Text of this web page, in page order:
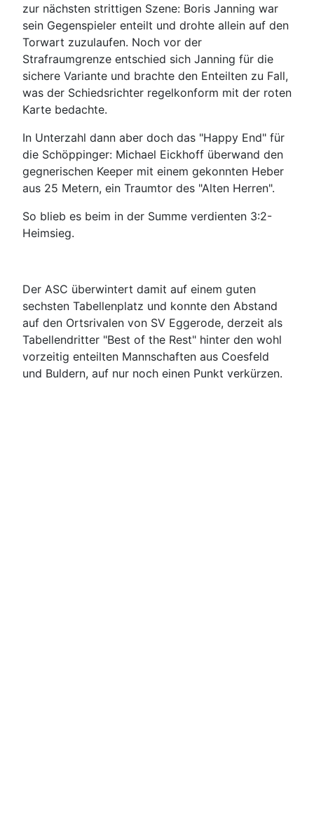
zur nächsten strittigen Szene: Boris Janning war
sein Gegenspieler enteilt und drohte allein auf den
Torwart zuzulaufen. Noch vor der
Strafraumgrenze entschied sich Janning für die
sichere Variante und brachte den Enteilten zu Fall,
was der Schiedsrichter regelkonform mit der roten
Karte bedachte.
In Unterzahl dann aber doch das "Happy End" für
die Schöppinger: Michael Eickhoff überwand den
gegnerischen Keeper mit einem gekonnten Heber
aus 25 Metern, ein Traumtor des "Alten Herren".
So blieb es beim in der Summe verdienten 3:2-
Heimsieg.
Der ASC überwintert damit auf einem guten
sechsten Tabellenplatz und konnte den Abstand
auf den Ortsrivalen von SV Eggerode, derzeit als
Tabellendritter "Best of the Rest" hinter den wohl
vorzeitig enteilten Mannschaften aus Coesfeld
und Buldern, auf nur noch einen Punkt verkürzen.